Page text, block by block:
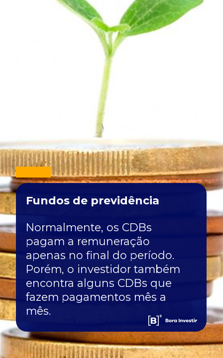
Fundos de previdência
Normalmente, os CDBs
pagam a remuneração
apenas no final do período.
Porém, o investidor também
encontra alguns CDBs que
fazem pagamentos mês a
mês.